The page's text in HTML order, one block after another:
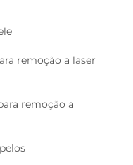
remoção a laser
remoção a